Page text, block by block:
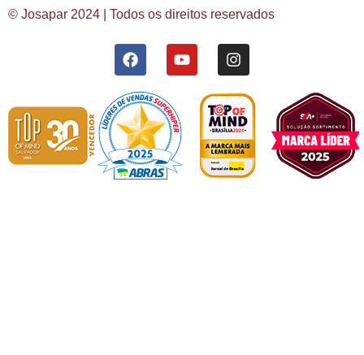
© Josapar 2024 | Todos os direitos reservados